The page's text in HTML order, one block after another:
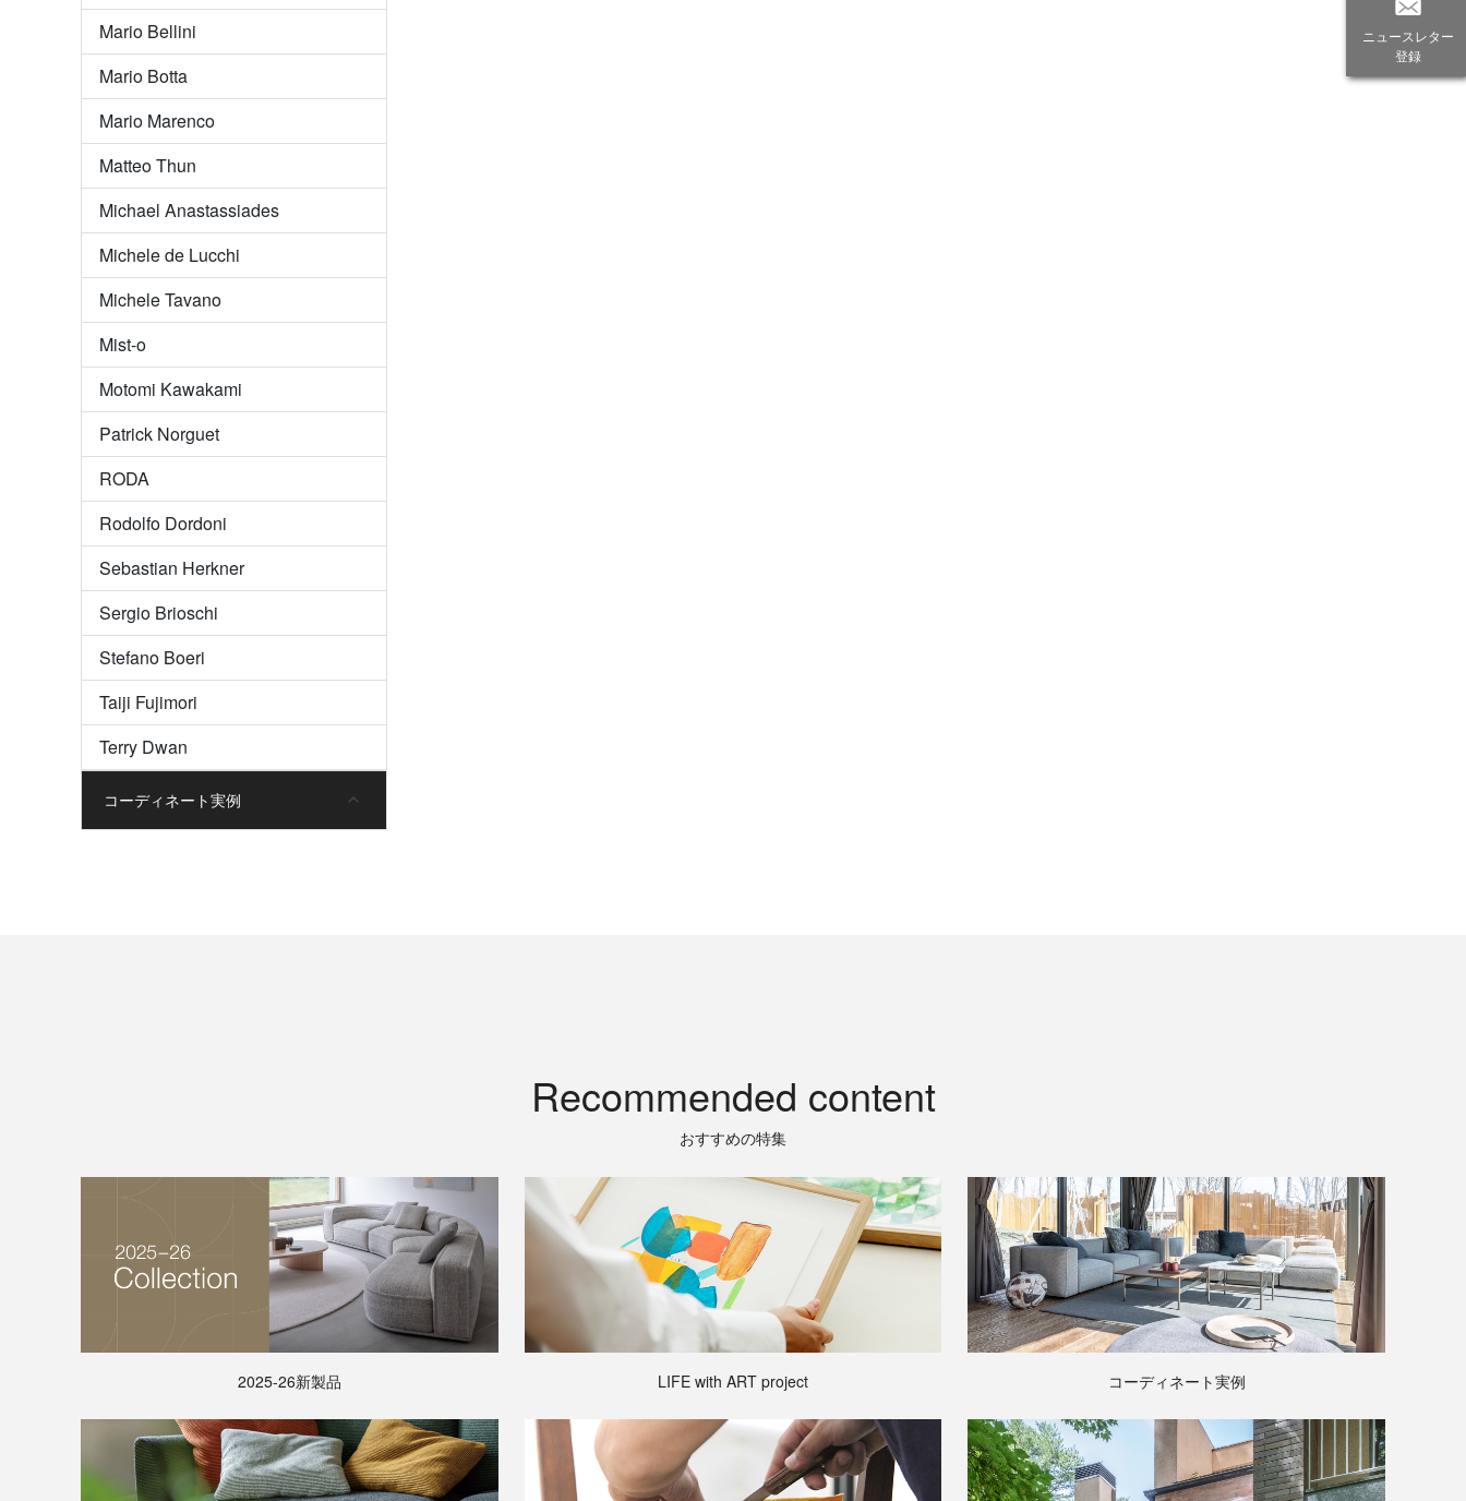
Mario Bellini
Mario Botta
Mario Marenco
Matteo Thun
Michael Anastassiades
Michele de Lucchi
Michele Tavano
Mist-o
Motomi Kawakami
Patrick Norguet
RODA
Rodolfo Dordoni
Sebastian Herkner
Sergio Brioschi
Stefano Boeri
Taiji Fujimori
Terry Dwan
コーディネート実例
Recommended content
おすすめの特集
2025-26新製品 LIFE with ART project コーディネート実例
ニュースレター
登録